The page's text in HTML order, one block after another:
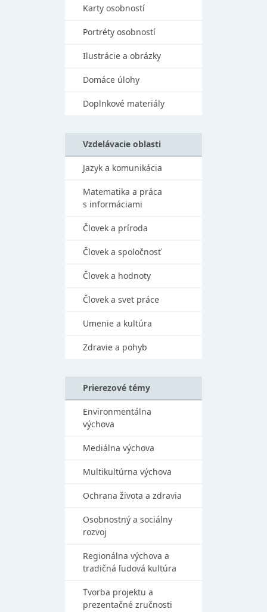
Karty osobností
Portréty osobností
Ilustrácie a obrázky
Domáce úlohy
Doplnkové materiály
Vzdelávacie oblasti
Jazyk a komunikácia
Matematika a práca
s informáciami
Človek a príroda
Človek a spoločnosť
Človek a hodnoty
Človek a svet práce
Umenie a kultúra
Zdravie a pohyb
Prierezové témy
Environmentálna
výchova
Mediálna výchova
Multikultúrna výchova
Ochrana života a zdravia
Osobnostný a sociálny
rozvoj
Regionálna výchova a
tradičná ľudová kultúra
Tvorba projektu a
prezentačné zručnosti